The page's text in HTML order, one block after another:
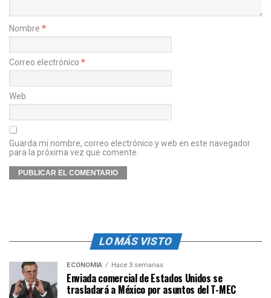
Nombre *
Correo electrónico *
Web
Guarda mi nombre, correo electrónico y web en este navegador
para la próxima vez que comente.
LO MÁS VISTO
ECONOMÍA Hace 3 semanas
Enviada comercial de Estados Unidos se
trasladará a México por asuntos del T-MEC